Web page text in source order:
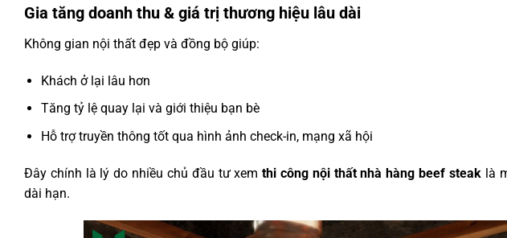
Gia tăng doanh thu & giá trị thương hiệu lâu dài
Không gian nội thất đẹp và đồng bộ giúp:
Khách ở lại lâu hơn
Tăng tỷ lệ quay lại và giới thiệu bạn bè
Hỗ trợ truyền thông tốt qua hình ảnh check-in, mạng xã hội
Đây chính là lý do nhiều chủ đầu tư xemthi công nội thất nhà hàng beef steaklà
dài hạn.